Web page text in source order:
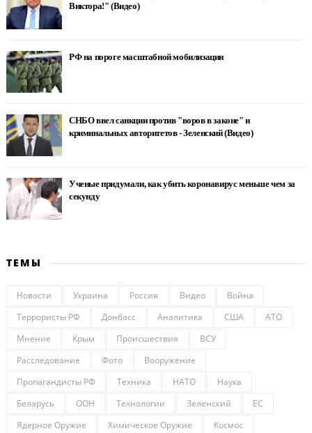
Виктора!" (Видео)
РФ на пороге масштабной мобилизации
СНБО ввел санкции против "воров в законе" и
криминальных авторитетов - Зеленский (Видео)
Ученые придумали, как убить коронавирус меньше чем за
секунду
ТЕМЫ
Новости Украина Россия Видео
Война
Террористы РФ
Донбасс Аналитика США
АТО
Мнение
Крым Происшествия
ВСУ
Расследование
Фото
Вооружение
Пропагандисты РФ
Техника НАТО
Наука
Беларусь
ООН Технологии Зеленский
ЕС
Ядерное Оружие
Химическое Оружие Космос